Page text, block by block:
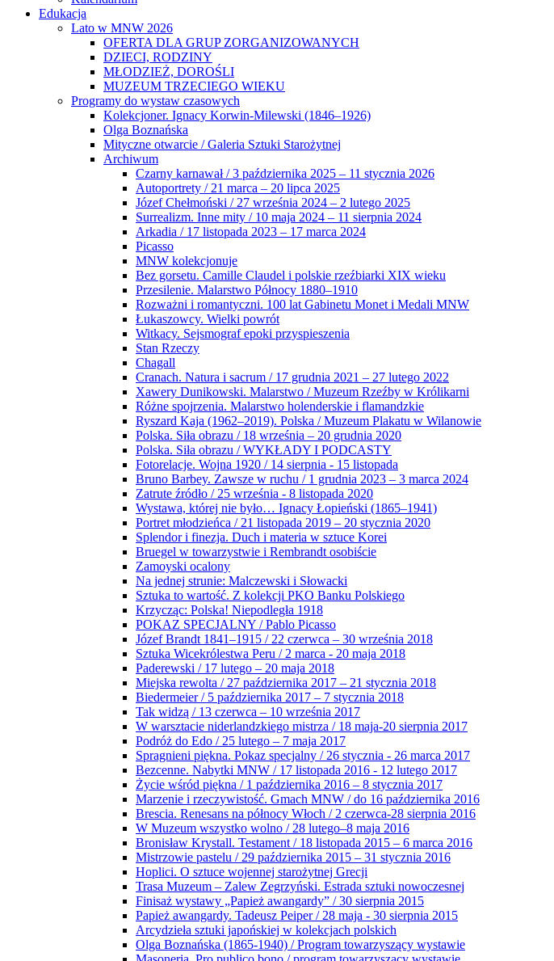
Edukacja
Lato w MNW 2026
OFERTA DLA GRUP ZORGANIZOWANYCH
DZIECI, RODZINY
MŁODZIEŻ, DOROŚLI
MUZEUM TRZECIEGO WIEKU
Programy do wystaw czasowych
Kolekcjoner. Ignacy Korwin-Milewski (1846–1926)
Olga Boznańska
Mityczne otwarcie / Galeria Sztuki Starożytnej
Archiwum
Czarny karnawał / 3 października 2025 – 11 stycznia 2026
Autoportrety / 21 marca – 20 lipca 2025
Józef Chełmoński / 27 września 2024 – 2 lutego 2025
Surrealizm. Inne mity / 10 maja 2024 – 11 sierpnia 2024
Arkadia / 17 listopada 2023 – 17 marca 2024
Picasso
MNW kolekcjonuje
Bez gorsetu. Camille Claudel i polskie rzeźbiarki XIX wieku
Przesilenie. Malarstwo Północy 1880–1910
Rozważni i romantyczni. 100 lat Gabinetu Monet i Medali MNW
Łukaszowcy. Wielki powrót
Witkacy. Sejsmograf epoki przyspieszenia
Stan Rzeczy
Chagall
Cranach. Natura i sacrum / 17 grudnia 2021 – 27 lutego 2022
Xawery Dunikowski. Malarstwo / Muzeum Rzeźby w Królikarni
Różne spojrzenia. Malarstwo holenderskie i flamandzkie
Ryszard Kaja (1962–2019). Polska / Muzeum Plakatu w Wilanowie
Polska. Siła obrazu / 18 września – 20 grudnia 2020
Polska. Siła obrazu / WYKŁADY I PODCASTY
Fotorelacje. Wojna 1920 / 14 sierpnia - 15 listopada
Bruno Barbey. Zawsze w ruchu / 1 grudnia 2023 – 3 marca 2024
Zatrute źródło / 25 września - 8 listopada 2020
Wystawa, której nie było… Ignacy Łopieński (1865–1941)
Portret młodzieńca / 21 listopada 2019 – 20 stycznia 2020
Splendor i finezja. Duch i materia w sztuce Korei
Bruegel w towarzystwie i Rembrandt osobiście
Zamoyski ocalony
Na jednej strunie: Malczewski i Słowacki
Sztuka to wartość. Z kolekcji PKO Banku Polskiego
Krzycząc: Polska! Niepodległa 1918
POKAZ SPECJALNY / Pablo Picasso
Józef Brandt 1841–1915 / 22 czerwca – 30 września 2018
Sztuka Wicekrólestwa Peru / 2 marca - 20 maja 2018
Paderewski / 17 lutego – 20 maja 2018
Miejska rewolta / 27 października 2017 – 21 stycznia 2018
Biedermeier / 5 października 2017 – 7 stycznia 2018
Tak widzą / 13 czerwca – 10 września 2017
W warsztacie niderlandzkiego mistrza / 18 maja-20 sierpnia 2017
Podróż do Edo / 25 lutego – 7 maja 2017
Spragnieni piękna. Pokaz specjalny / 26 stycznia - 26 marca 2017
Bezcenne. Nabytki MNW / 17 listopada 2016 - 12 lutego 2017
Życie wśród piękna / 1 października 2016 – 8 stycznia 2017
Marzenie i rzeczywistość. Gmach MNW / do 16 października 2016
Brescia. Renesans na północy Włoch / 2 czerwca-28 sierpnia 2016
W Muzeum wszystko wolno / 28 lutego–8 maja 2016
Bronisław Krystall. Testament / 18 listopada 2015 – 6 marca 2016
Mistrzowie pastelu / 29 października 2015 – 31 stycznia 2016
Hoplici. O sztuce wojennej starożytnej Grecji
Trasa Muzeum – Zalew Zegrzyński. Estrada sztuki nowoczesnej
Finisaż wystawy „Papież awangardy” / 30 sierpnia 2015
Papież awangardy. Tadeusz Peiper / 28 maja - 30 sierpnia 2015
Arcydzieła sztuki japońskiej w kolekcjach polskich
Olga Boznańska (1865-1940) / Program towarzyszący wystawie